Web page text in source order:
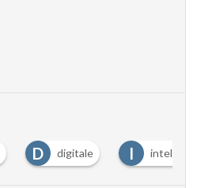
D digitale I intelligenza